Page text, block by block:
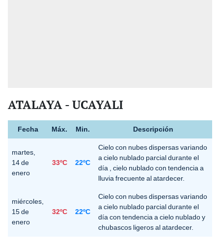
ATALAYA - UCAYALI
Fecha Máx. Min. Descripción
martes,
14 de
enero
33ºC 22ºC
Cielo con nubes dispersas variando
a cielo nublado parcial durante el
día , cielo nublado con tendencia a
lluvia frecuente al atardecer.
miércoles,
15 de
enero
32ºC 22ºC
Cielo con nubes dispersas variando
a cielo nublado parcial durante el
día con tendencia a cielo nublado y
chubascos ligeros al atardecer.